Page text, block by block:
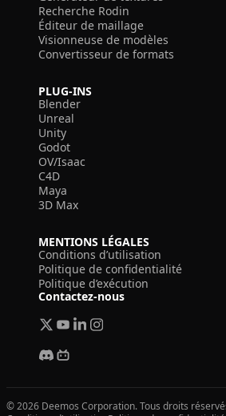
Recherche Rodin
Éditeur de maillage
Visionneuse de modèles
Convertisseur de formats
PLUG-INS
Blender
Unreal
Unity
Godot
OV/Isaac
C4D
Maya
3D Max
MENTIONS LÉGALES
Conditions d’utilisation
Politique de confidentialité
Politique d’exécution
Contactez-nous
© 2026 Deemos Corporation. Tous droits